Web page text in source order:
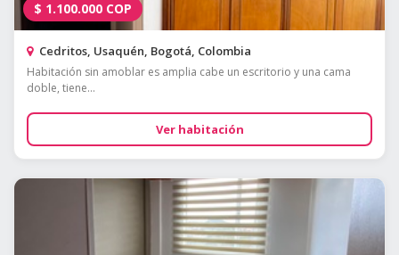
$ 1.100.000 COP
Cedritos, Usaquén, Bogotá, Colombia
Habitación sin amoblar es amplia cabe un escritorio y una cama
doble, tiene...
Ver habitación